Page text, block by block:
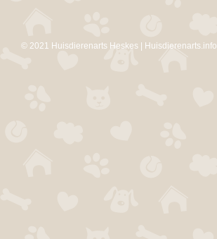
© 2021 Huisdierenarts Heskes | Huisdierenarts.info